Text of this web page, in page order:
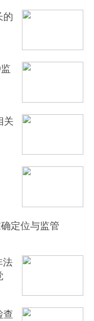
的
关
定位与监管
法
查